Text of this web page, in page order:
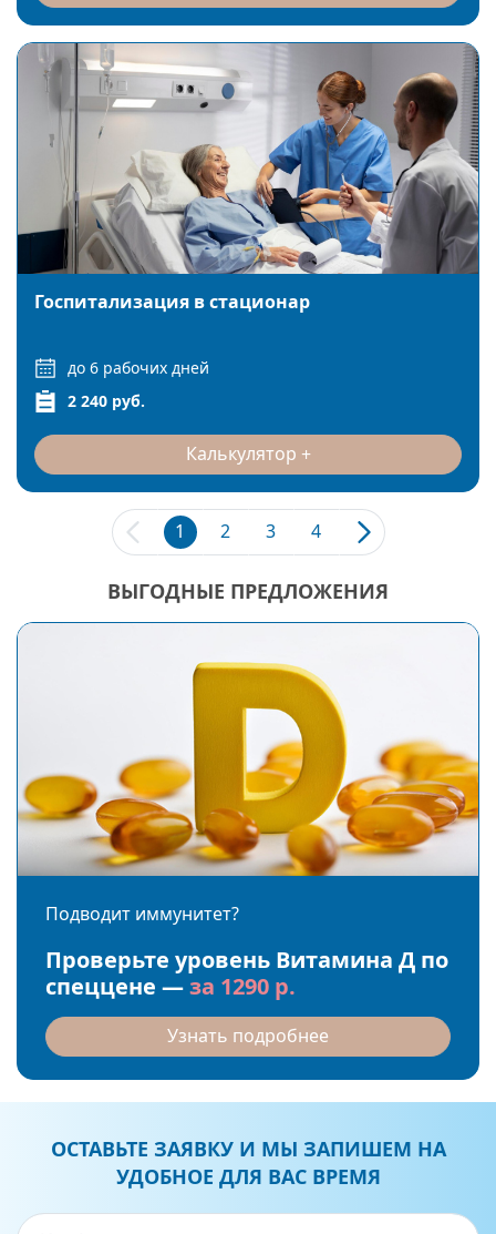
Госпитализация в стационар
до 6 рабочих дней
2 240 руб.
Калькулятор
1 2 3 4
ВЫГОДНЫЕ ПРЕДЛОЖЕНИЯ
Подводит иммунитет?
Проверьте уровень Витамина Д по
спеццене —за 1290 р.
Узнать подробнее
ОСТАВЬТЕ ЗАЯВКУ И МЫ ЗАПИШЕМ НА
УДОБНОЕ ДЛЯ ВАС ВРЕМЯ